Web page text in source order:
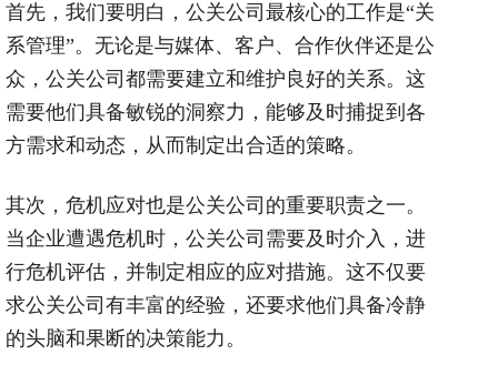
首先，我们要明白，公关公司最核心的工作是“关
系管理”。无论是与媒体、客户、合作伙伴还是公
众，公关公司都需要建立和维护良好的关系。这
需要他们具备敏锐的洞察力，能够及时捕捉到各
方需求和动态，从而制定出合适的策略。
其次，危机应对也是公关公司的重要职责之一。
当企业遭遇危机时，公关公司需要及时介入，进
行危机评估，并制定相应的应对措施。这不仅要
求公关公司有丰富的经验，还要求他们具备冷静
的头脑和果断的决策能力。